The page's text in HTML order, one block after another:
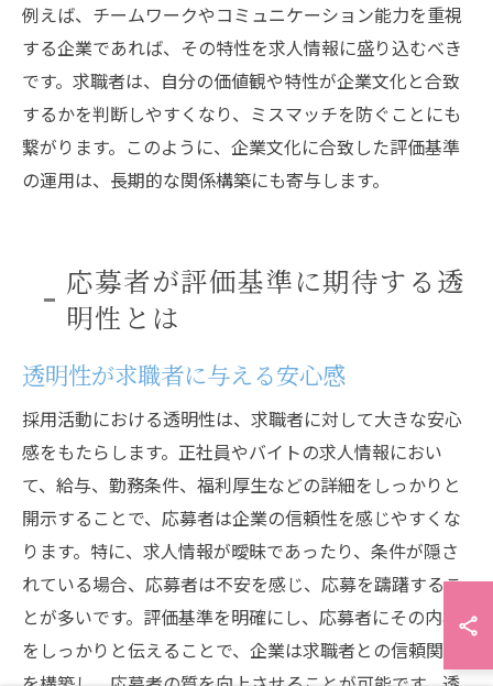
例えば、チームワークやコミュニケーション能力を重視
する企業であれば、その特性を求人情報に盛り込むべき
です。求職者は、自分の価値観や特性が企業文化と合致
するかを判断しやすくなり、ミスマッチを防ぐことにも
繋がります。このように、企業文化に合致した評価基準
の運用は、長期的な関係構築にも寄与します。
応募者が評価基準に期待する透
明性とは
透明性が求職者に与える安心感
採用活動における透明性は、求職者に対して大きな安心
感をもたらします。正社員やバイトの求人情報におい
て、給与、勤務条件、福利厚生などの詳細をしっかりと
開示することで、応募者は企業の信頼性を感じやすくな
ります。特に、求人情報が曖昧であったり、条件が隠さ
れている場合、応募者は不安を感じ、応募を躊躇するこ
とが多いです。評価基準を明確にし、応募者にその内容
をしっかりと伝えることで、企業は求職者との信頼関係